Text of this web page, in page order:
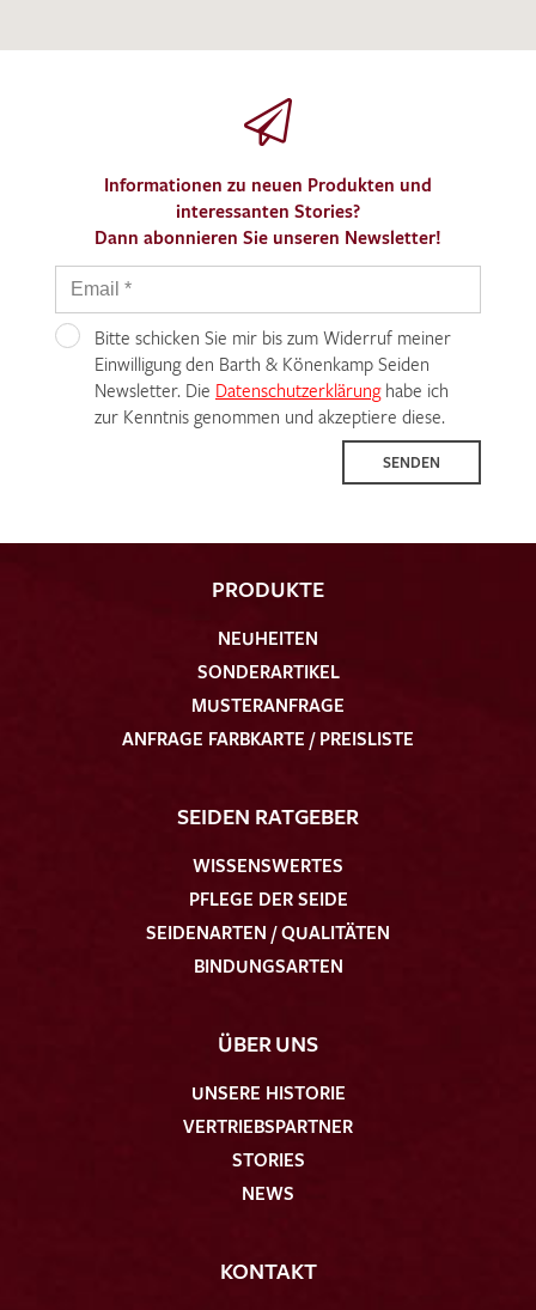
Informationen zu neuen Produkten und
interessanten Stories?
Dann abonnieren Sie unseren Newsletter!
Bitte schicken Sie mir bis zum Widerruf meiner
Einwilligung den Barth & Könenkamp Seiden
Newsletter. Die Datenschutzerklärunghabe ich
zur Kenntnis genommen und akzeptiere diese.
SENDEN
PRODUKTE
NEUHEITEN
SONDERARTIKEL
MUSTERANFRAGE
ANFRAGE FARBKARTE / PREISLISTE
SEIDEN RATGEBER
WISSENSWERTES
PFLEGE DER SEIDE
SEIDENARTEN / QUALITÄTEN
BINDUNGSARTEN
ÜBER UNS
UNSERE HISTORIE
VERTRIEBSPARTNER
STORIES
NEWS
KONTAKT